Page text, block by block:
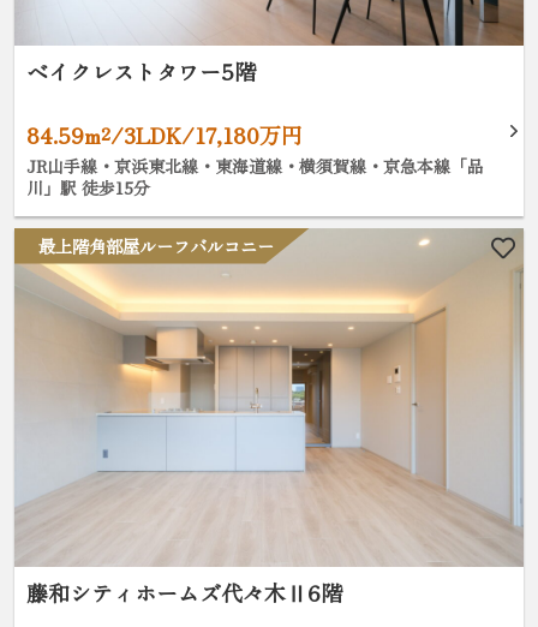
ベイクレストタワー5階
84.59m²/3LDK/17,180万円
JR山手線・京浜東北線・東海道線・横須賀線・京急本線「品
川」駅 徒歩15分
最上階角部屋ルーフバルコニー
藤和シティホームズ代々木Ⅱ6階